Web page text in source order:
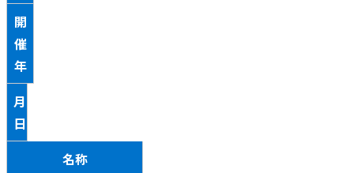
開
催
年
月
日
名称